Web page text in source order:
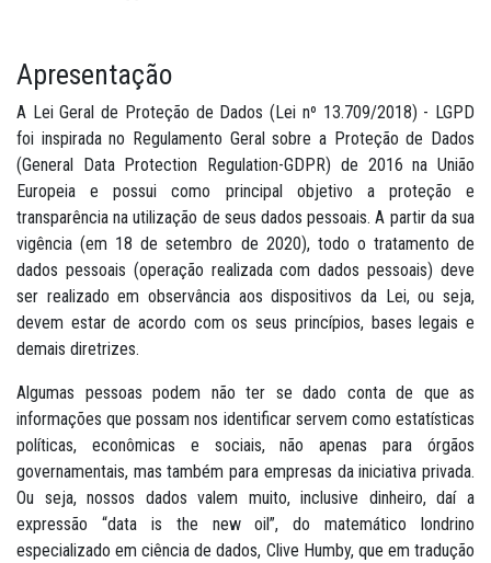
Apresentação
A Lei Geral de Proteção de Dados (Lei nº 13.709/2018) - LGPD
foi inspirada no Regulamento Geral sobre a Proteção de Dados
(General Data Protection Regulation-GDPR) de 2016 na União
Europeia e possui como principal objetivo a proteção e
transparência na utilização de seus dados pessoais. A partir da sua
vigência (em 18 de setembro de 2020), todo o tratamento de
dados pessoais (operação realizada com dados pessoais) deve
ser realizado em observância aos dispositivos da Lei, ou seja,
devem estar de acordo com os seus princípios, bases legais e
demais diretrizes.
Algumas pessoas podem não ter se dado conta de que as
informações que possam nos identificar servem como estatísticas
políticas, econômicas e sociais, não apenas para órgãos
governamentais, mas também para empresas da iniciativa privada.
Ou seja, nossos dados valem muito, inclusive dinheiro, daí a
expressão “data is the new oil”, do matemático londrino
especializado em ciência de dados, Clive Humby, que em tradução